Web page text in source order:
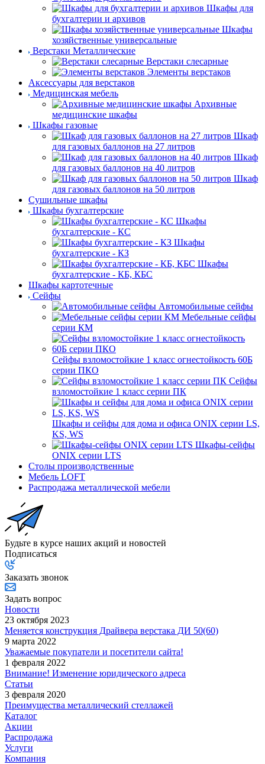
Шкафы для
бухгалтерии и архивов
Шкафы
хозяйственные универсальные
Верстаки Металлические
Верстаки слесарные
Элементы верстаков
Аксессуары для верстаков
Медицинская мебель
Архивные
медицинские шкафы
Шкафы газовые
Шкаф
для газовых баллонов на 27 литров
Шкаф
для газовых баллонов на 40 литров
Шкаф
для газовых баллонов на 50 литров
Сушильные шкафы
Шкафы бухгалтерские
Шкафы
бухгалтерские - КС
Шкафы
бухгалтерские - КЗ
Шкафы
бухгалтерские - КБ, КБС
Шкафы картотечные
Сейфы
Автомобильные сейфы
Мебельные сейфы
серии КМ
Сейфы взломостойкие 1 класс огнестойкость 60Б
серии ПКО
Сейфы
взломостойкие 1 класс серии ПК
Шкафы и сейфы для дома и офиса ONIX серии LS,
KS, WS
Шкафы-сейфы
ONIX серии LTS
Столы производственные
Мебель LOFT
Распродажа металлической мебели
Будьте в курсе наших акций и новостей
Подписаться
Заказать звонок
Задать вопрос
Новости
23 октября 2023
Меняется конструкция Драйвера верстака ДИ 50(60)
9 марта 2022
Уважаемые покупатели и посетители сайта!
1 февраля 2022
Внимание! Изменение юридического адреса
Статьи
3 февраля 2020
Преимущества металлический стеллажей
Каталог
Акции
Распродажа
Услуги
Компания